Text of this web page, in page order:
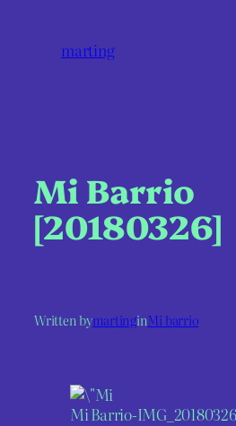
marting
Mi Barrio
[20180326]
Written bymartinginMi barrio
Mi Barrio-